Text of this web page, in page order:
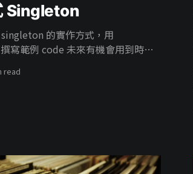
Singleton
的實作方式，用
寫範例 code 未來有機會用到時可
read